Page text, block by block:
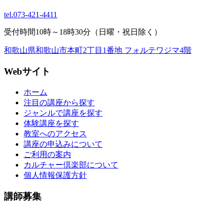
tel.073-421-4411
受付時間10時～18時30分（日曜・祝日除く）
和歌山県和歌山市本町2丁目1番地 フォルテワジマ4階
Webサイト
ホーム
注目の講座から探す
ジャンルで講座を探す
体験講座を探す
教室へのアクセス
講座の申込みについて
ご利用の案内
カルチャー倶楽部について
個人情報保護方針
講師募集